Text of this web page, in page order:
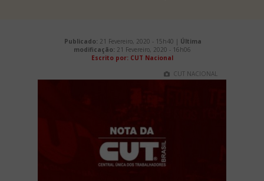
Publicado: 21 Fevereiro, 2020 - 15h40 | Última
modificação: 21 Fevereiro, 2020 - 16h06
Escrito por: CUT Nacional
CUT NACIONAL